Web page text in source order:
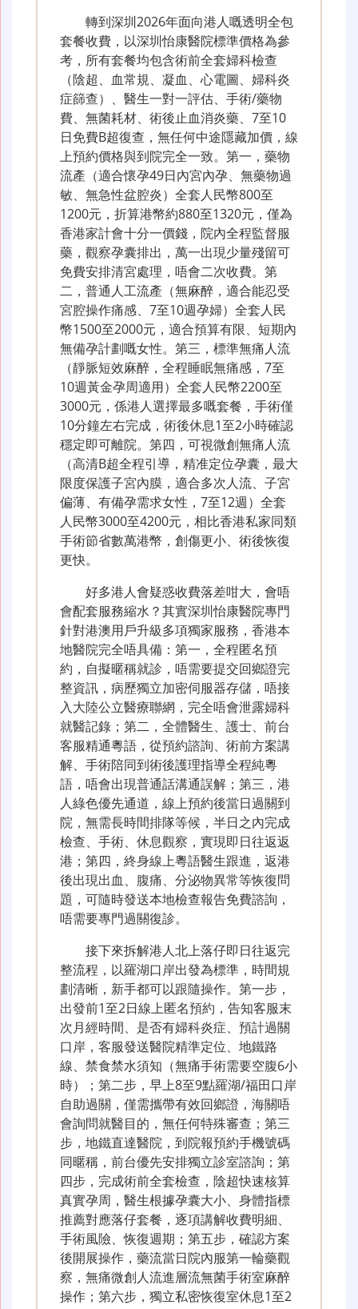
轉到深圳2026年面向港人嘅透明全包
套餐收費，以深圳怡康醫院標準價格為參
考，所有套餐均包含術前全套婦科檢查
（陰超、血常規、凝血、心電圖、婦科炎
症篩查）、醫生一對一評估、手術/藥物
費、無菌耗材、術後止血消炎藥、7至10
日免費B超復查，無任何中途隱藏加價，線
上預約價格與到院完全一致。第一，藥物
流產（適合懷孕49日內宮內孕、無藥物過
敏、無急性盆腔炎）全套人民幣800至
1200元，折算港幣約880至1320元，僅為
香港家計會十分一價錢，院內全程監督服
藥，觀察孕囊排出，萬一出現少量殘留可
免費安排清宮處理，唔會二次收費。第
二，普通人工流產（無麻醉，適合能忍受
宮腔操作痛感、7至10週孕婦）全套人民
幣1500至2000元，適合預算有限、短期內
無備孕計劃嘅女性。第三，標準無痛人流
（靜脈短效麻醉，全程睡眠無痛感，7至
10週黃金孕周適用）全套人民幣2200至
3000元，係港人選擇最多嘅套餐，手術僅
10分鐘左右完成，術後休息1至2小時確認
穩定即可離院。第四，可視微創無痛人流
（高清B超全程引導，精准定位孕囊，最大
限度保護子宮內膜，適合多次人流、子宮
偏薄、有備孕需求女性，7至12週）全套
人民幣3000至4200元，相比香港私家同類
手術節省數萬港幣，創傷更小、術後恢復
更快。
好多港人會疑惑收費落差咁大，會唔
會配套服務縮水？其實深圳怡康醫院專門
針對港澳用戶升級多項獨家服務，香港本
地醫院完全唔具備：第一，全程匿名預
約，自擬暱稱就診，唔需要提交回鄉證完
整資訊，病歷獨立加密伺服器存儲，唔接
入大陸公立醫療聯網，完全唔會泄露婦科
就醫記錄；第二，全體醫生、護士、前台
客服精通粵語，從預約諮詢、術前方案講
解、手術陪同到術後護理指導全程純粵
語，唔會出現普通話溝通誤解；第三，港
人綠色優先通道，線上預約後當日過關到
院，無需長時間排隊等候，半日之內完成
檢查、手術、休息觀察，實現即日往返返
港；第四，終身線上粵語醫生跟進，返港
後出現出血、腹痛、分泌物異常等恢復問
題，可隨時發送本地檢查報告免費諮詢，
唔需要專門過關復診。
接下來拆解港人北上落仔即日往返完
整流程，以羅湖口岸出發為標準，時間規
劃清晰，新手都可以跟隨操作。第一步，
出發前1至2日線上匿名預約，告知客服末
次月經時間、是否有婦科炎症、預計過關
口岸，客服發送醫院精準定位、地鐵路
線、禁食禁水須知（無痛手術需要空腹6小
時）；第二步，早上8至9點羅湖/福田口岸
自助過關，僅需攜帶有效回鄉證，海關唔
會詢問就醫目的，無任何特殊審查；第三
步，地鐵直達醫院，到院報預約手機號碼
同暱稱，前台優先安排獨立診室諮詢；第
四步，完成術前全套檢查，陰超快速核算
真實孕周，醫生根據孕囊大小、身體指標
推薦對應落仔套餐，逐項講解收費明細、
手術風險、恢復週期；第五步，確認方案
後開展操作，藥流當日院內服第一輪藥觀
察，無痛微創人流進層流無菌手術室麻醉
操作；第六步，獨立私密恢復室休息1至2